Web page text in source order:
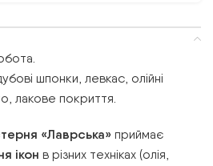
шпонки, левкас, олійні
лакове покриття.
«Лаврська» приймає
ікон в різних техніках (олія,